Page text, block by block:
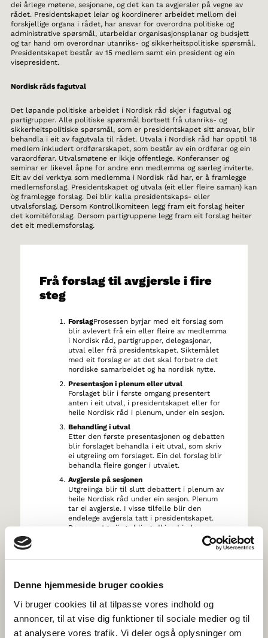
Denne hjemmeside bruger cookies
Vi bruger cookies til at tilpasse vores indhold og
annoncer, til at vise dig funktioner til sociale medier og til
at analysere vores trafik. Vi deler også oplysninger om
dei årlege møtene, sesjonane, og det kan ta avgjersler på vegne av
rådet. Presidentskapet leiar og koordinerer arbeidet mellom dei
forskjellige organa i rådet, har ansvar for overordna politiske og
administrative spørsmål, utarbeidar organisasjonsplanar og budsjett
og tar hand om overordnar utanriks- og sikkerheitspolitiske spørsmål.
Presidentskapet består av 15 medlem samt ein president og ein
visepresident.
Nordisk råds fagutval
Det løpande politiske arbeidet i Nordisk råd skjer i fagutval og
partigrupper. Alle politiske spørsmål bortsett frå utanriks- og
sikkerheitspolitiske spørsmål, som er presidentskapet sitt ansvar, blir
behandla i eit av fagutvala til rådet. Utvala i Nordisk råd har opptil 18
medlem inkludert ordførarskapet, som består av ein ordførar og ein
varaordførar. Utvalsmøtene er ikkje offentlege. Konferanser og
seminar er likevel åpne for andre enn medlemma og særleg inviterte.
Eit av dei verktya som medlemma i Nordisk råd har, er å framlegge
medlemsforslag. Presidentskapet og utvala (eit eller fleire saman) kan
òg framlegge forslag. Dei blir kalla presidentskaps- eller
utvalsforslag. Dersom Kontrollkomiteen legg fram eit forslag heiter
det komitéforslag. Dersom partigruppene legg fram eit forslag heiter
det eit medlemsforslag.
Frå forslag til avgjersle i fire
steg
ForslagProsessen byrjar med eit forslag som
blir avlevert frå ein eller fleire av medlemma
i Nordisk råd, partigrupper, delegasjonar,
utval eller frå presidentskapet. Siktemålet
med eit forslag er at det skal forbetre det
nordiske samarbeidet og ha nordisk nytte.
Presentasjon i plenum eller utval
Forslaget blir i første omgang presentert
anten i eit utval, i presidentskapet eller for
heile Nordisk råd i plenum, under ein sesjon.
Behandling i utval
Etter den første presentasjonen og debatten
blir forslaget behandla i eit utval, som skriv
ei utgreiing om forslaget. Ein del forslag blir
behandla fleire gonger i utvalet.
Avgjersle på sesjonen
Utgreiinga blir til slutt debattert i plenum av
heile Nordisk råd under ein sesjon. Plenum
tar ei avgjersle. I visse tilfelle blir den
endelege avgjersla tatt i presidentskapet.
Dersom utgreiinga blir godkjend i plenum
med simpelt fleirtal, blir det ei tilråding, som